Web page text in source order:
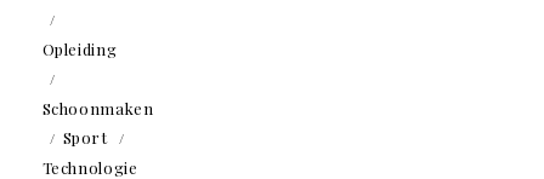
Opleiding
Schoonmaken
Sport
Technologie